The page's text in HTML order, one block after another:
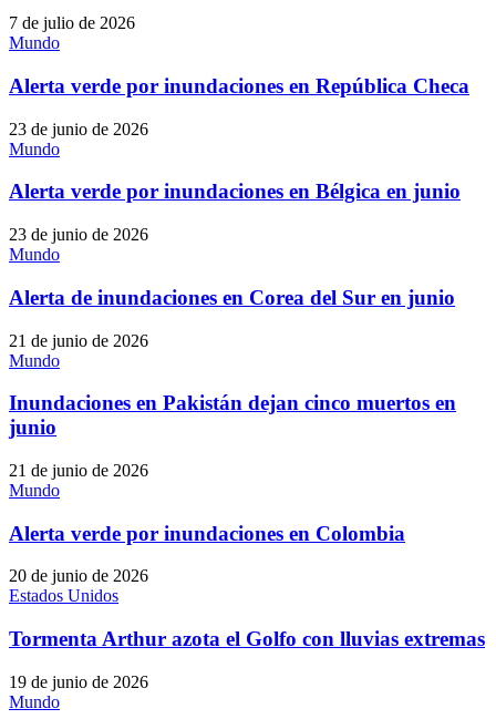
7 de julio de 2026
Mundo
Alerta verde por inundaciones en República Checa
23 de junio de 2026
Mundo
Alerta verde por inundaciones en Bélgica en junio
23 de junio de 2026
Mundo
Alerta de inundaciones en Corea del Sur en junio
21 de junio de 2026
Mundo
Inundaciones en Pakistán dejan cinco muertos en
junio
21 de junio de 2026
Mundo
Alerta verde por inundaciones en Colombia
20 de junio de 2026
Estados Unidos
Tormenta Arthur azota el Golfo con lluvias extremas
19 de junio de 2026
Mundo